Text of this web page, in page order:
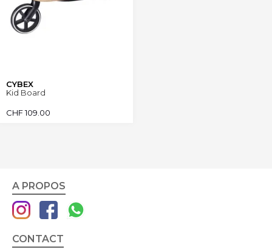
CYBEX
Kid Board
CHF109.00
A PROPOS
CONTACT